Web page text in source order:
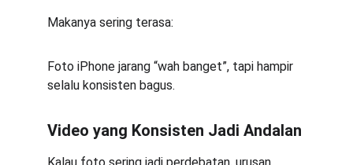
Makanya sering terasa:
Foto iPhone jarang “wah banget”, tapi hampir
selalu konsisten bagus.
Video yang Konsisten Jadi Andalan